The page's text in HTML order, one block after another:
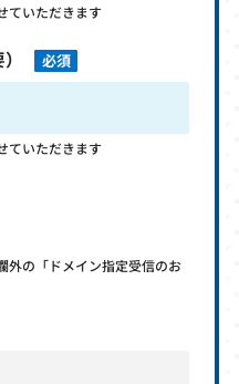
ていただきます
必須
ていただきます
外の「ドメイン指定受信のお